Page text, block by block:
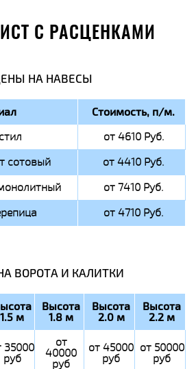
С РАСЦЕНКАМИ
НА НАВЕСЫ
Стоимость, п/м.
от 4610 Руб.
сотовый
от 4410 Руб.
от 7410 Руб.
от 4710 Руб.
ВОРОТА И КАЛИТКИ
1.5 м
Высота
1.8 м
Высота
2.0 м
Высота
2.2 м
35000
руб
от
40000
руб
от 45000
руб
от 50000
руб